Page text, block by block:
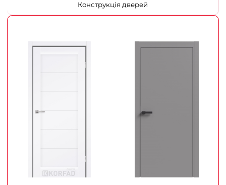
Конструкція дверей